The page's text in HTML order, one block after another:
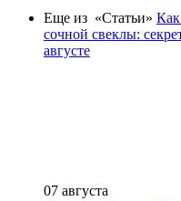
Еще из «Статьи» Как
сочной свеклы:
августе
07 августа